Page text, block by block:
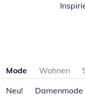
Produktkategorien
Mode Wohnen
Neu!
Damenmode